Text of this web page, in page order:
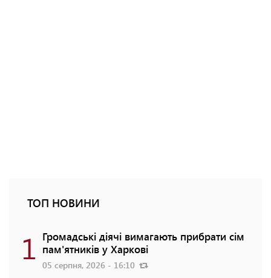
ТОП НОВИНИ
1 Громадські діячі вимагають прибрати сім
пам'ятників у Харкові
05 серпня, 2026 - 16:10